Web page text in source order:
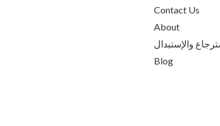
Contact Us
About
والإستبدال
Blog